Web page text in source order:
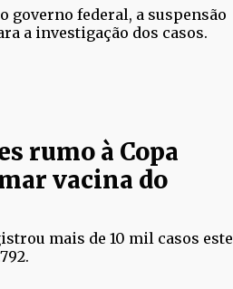
governo federal, a suspensão
a investigação dos casos.
rumo à Copa
vacina do
mais de 10 mil casos este